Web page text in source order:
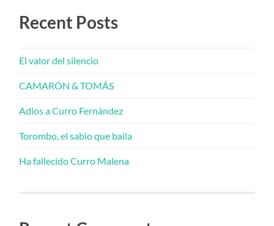
Recent Posts
El valor del silencio
CAMARÓN & TOMÁS
Adios a Curro Fernández
Torombo, el sabio que baila
Ha fallecido Curro Malena